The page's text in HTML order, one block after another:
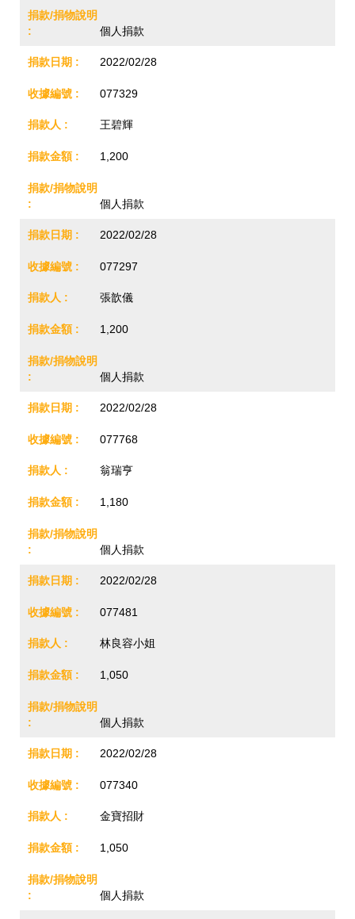
個人捐款
2022/02/28
077329
王碧輝
1,200
個人捐款
2022/02/28
077297
張歆儀
1,200
個人捐款
2022/02/28
077768
翁瑞亨
1,180
個人捐款
2022/02/28
077481
林良容小姐
1,050
個人捐款
2022/02/28
077340
金寶招財
1,050
個人捐款